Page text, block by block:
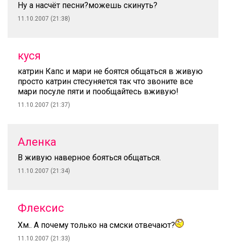
Ну а насчёт песни?можешь скинуть?
11.10.2007 (21:38)
куся
катрин Капс и мари не боятся общаться в живую
просто катрин стесуняется так что звоните все
мари посуле пяти и пообщайтесь вживую!
11.10.2007 (21:37)
Аленка
В живую наверное бояться общаться.
11.10.2007 (21:34)
Флексис
Хм.. А почему только на смски отвечают?
11.10.2007 (21:33)